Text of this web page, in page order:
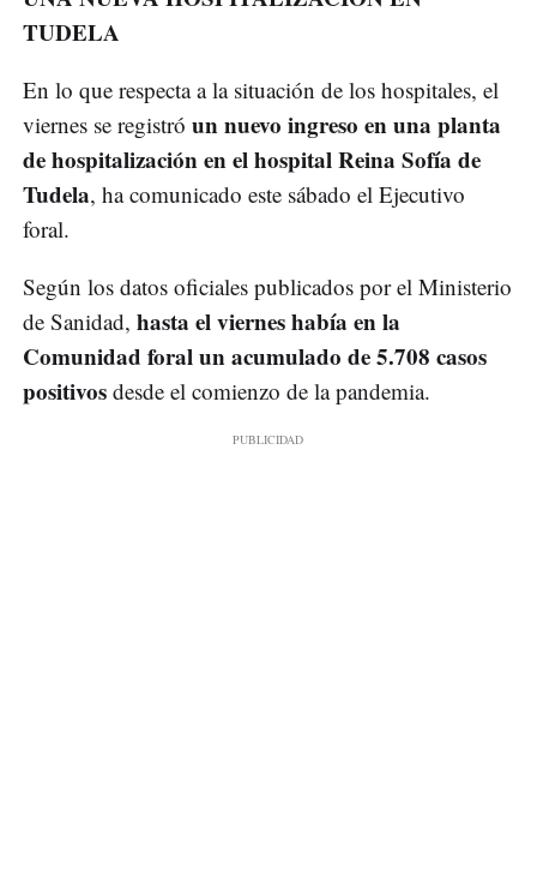
TUDELA
En lo que respecta a la situación de los hospitales, el
viernes se registró un nuevo ingreso en una planta
de hospitalización en el hospital Reina Sofía de
Tudela, ha comunicado este sábado el Ejecutivo
foral.
Según los datos oficiales publicados por el Ministerio
de Sanidad, hasta el viernes había en la
Comunidad foral un acumulado de 5.708 casos
positivos desde el comienzo de la pandemia.